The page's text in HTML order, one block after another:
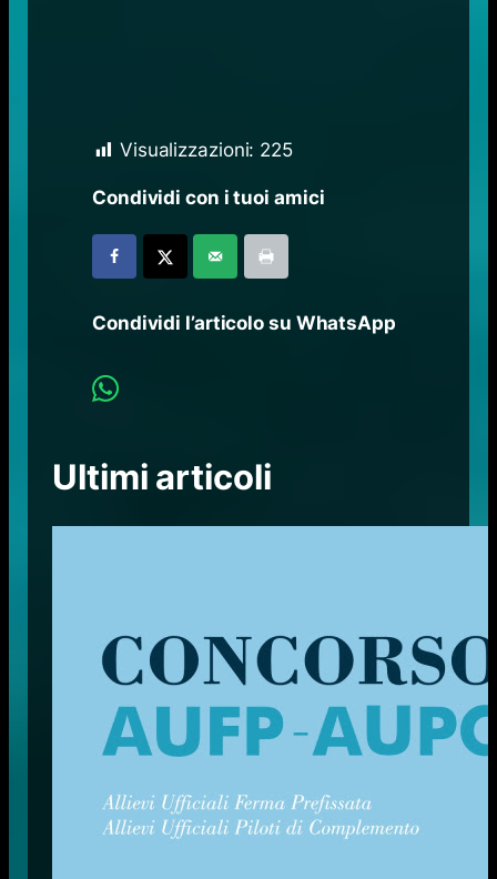
Visualizzazioni: 225
Condividi con i tuoi amici
Condividi l’articolo su WhatsApp
Ultimi articoli